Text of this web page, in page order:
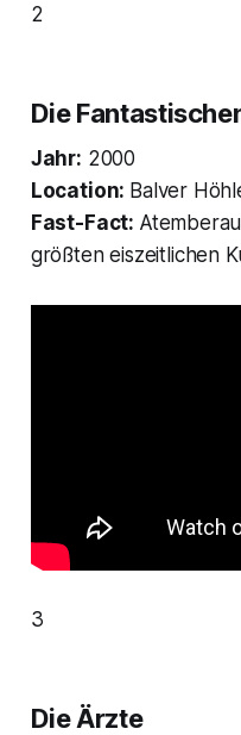
2
Die
Jahr: 2000
Location: Balver
Fast-Fact:
größten eiszeitlichen
3
Die Ärzte